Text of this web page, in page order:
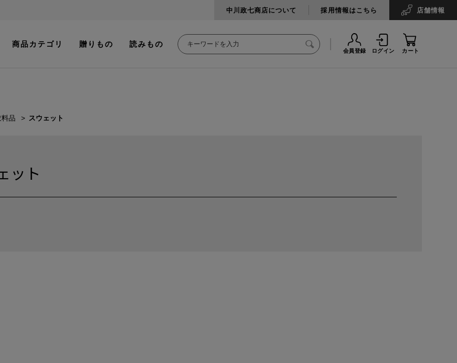
中川政七商店について 採用情報はこちら 店舗情報
商品カテゴリ 贈りもの 読みもの
会員登録 ログイン カート
料品 スウェット
ット